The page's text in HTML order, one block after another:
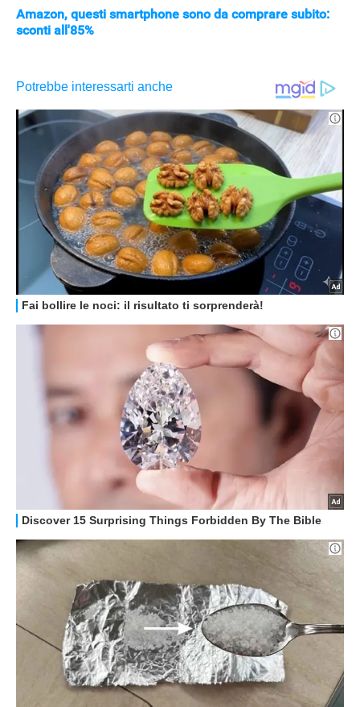
Amazon, questi smartphone sono da comprare subito:
sconti all'85%